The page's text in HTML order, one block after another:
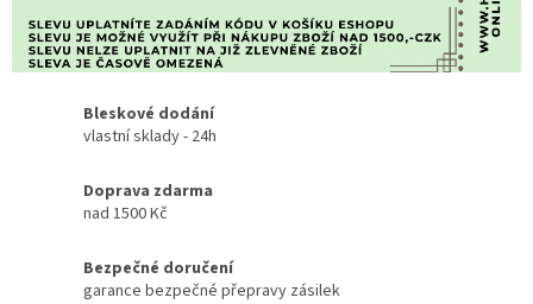
Bleskové dodání
vlastní sklady - 24h
Doprava zdarma
nad 1500 Kč
Bezpečné doručení
garance bezpečné přepravy zásilek